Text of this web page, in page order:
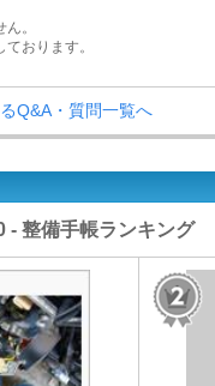
。
おります。
Q&A・質問一覧へ
- 整備手帳ランキング